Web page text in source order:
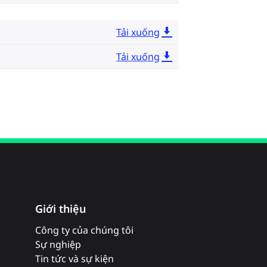
Tải xuống
Tải xuống
Giới thiệu
Công ty của chúng tôi
Sự nghiệp
Tin tức và sự kiện